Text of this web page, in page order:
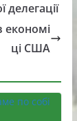
економі
ці США